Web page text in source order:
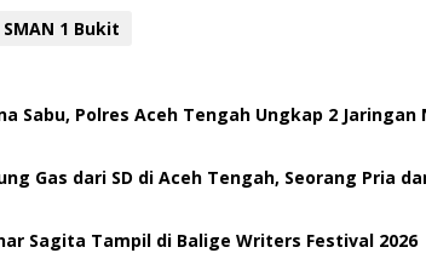
SMAN 1 Bukit
Sabu, Polres Aceh Tengah Ungkap 2
Gas dari SD di Aceh Tengah, Seorang Pria
Sagita Tampil di Balige Writers Festival 2026